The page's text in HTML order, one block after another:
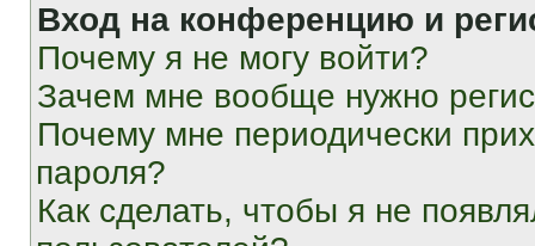
Вход на конференцию и
Почему я не могу войти?
Зачем мне вообще нужно
Почему мне периодически
пароля?
Как сделать, чтобы я не